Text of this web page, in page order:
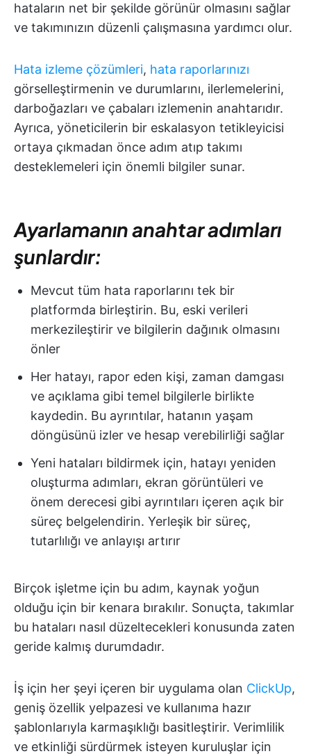
hataların net bir şekilde görünür olmasını sağlar
ve takımınızın düzenli çalışmasına yardımcı olur.
Hata izleme çözümleri, hata raporlarınızı
görselleştirmenin ve durumlarını, ilerlemelerini,
darboğazları ve çabaları izlemenin anahtarıdır.
Ayrıca, yöneticilerin bir eskalasyon tetikleyicisi
ortaya çıkmadan önce adım atıp takımı
desteklemeleri için önemli bilgiler sunar.
Ayarlamanın anahtar adımları
şunlardır:
Mevcut tüm hata raporlarını tek bir
platformda birleştirin. Bu, eski verileri
merkezileştirir ve bilgilerin dağınık olmasını
önler
Her hatayı, rapor eden kişi, zaman damgası
ve açıklama gibi temel bilgilerle birlikte
kaydedin. Bu ayrıntılar, hatanın yaşam
döngüsünü izler ve hesap verebilirliği sağlar
Yeni hataları bildirmek için, hatayı yeniden
oluşturma adımları, ekran görüntüleri ve
önem derecesi gibi ayrıntıları içeren açık bir
süreç belgelendirin. Yerleşik bir süreç,
tutarlılığı ve anlayışı artırır
Birçok işletme için bu adım, kaynak yoğun
olduğu için bir kenara bırakılır. Sonuçta, takımlar
bu hataları nasıl düzeltecekleri konusunda zaten
geride kalmış durumdadır.
İş için her şeyi içeren bir uygulama olan ClickUp,
geniş özellik yelpazesi ve kullanıma hazır
şablonlarıyla karmaşıklığı basitleştirir. Verimlilik
ve etkinliği sürdürmek isteyen kuruluşlar için